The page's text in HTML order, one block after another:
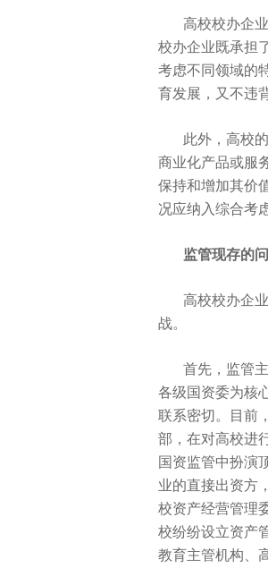
高校校办企
校办企业既承担
考虑不同领域的
育发展，又不违
此外，高校
商业化产品或服
保持和增加其价
况应纳入综合考
监管现存的
高校校办企
战。
首先，监管
各级国资委为核
联系密切。目前
部，在对高校进
国资监管中扮演
业的直接出资方
校资产经营管理
校纷纷设立资产
教育主管机构、